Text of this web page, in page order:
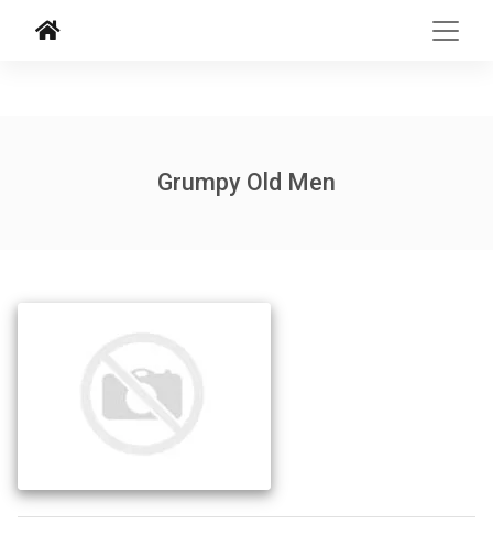
Grumpy Old Men